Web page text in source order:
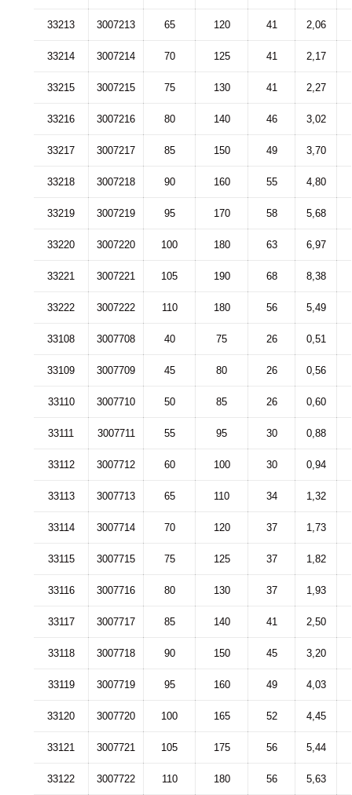
33213 3007213 65 120 41 2,06
33214 3007214 70 125 41 2,17
33215 3007215 75 130 41 2,27
33216 3007216 80 140 46 3,02
33217 3007217 85 150 49 3,70
33218 3007218 90 160 55 4,80
33219 3007219 95 170 58 5,68
33220 3007220 100 180 63 6,97
33221 3007221 105 190 68 8,38
33222 3007222 110 180 56 5,49
33108 3007708 40 75 26 0,51
33109 3007709 45 80 26 0,56
33110 3007710 50 85 26 0,60
33111 3007711 55 95 30 0,88
33112 3007712 60 100 30 0,94
33113 3007713 65 110 34 1,32
33114 3007714 70 120 37 1,73
33115 3007715 75 125 37 1,82
33116 3007716 80 130 37 1,93
33117 3007717 85 140 41 2,50
33118 3007718 90 150 45 3,20
33119 3007719 95 160 49 4,03
33120 3007720 100 165 52 4,45
33121 3007721 105 175 56 5,44
33122 3007722 110 180 56 5,63